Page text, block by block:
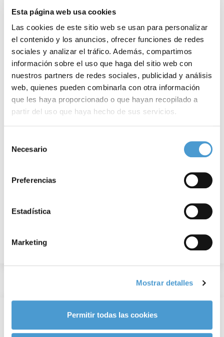
Esta página web usa cookies
Las cookies de este sitio web se usan para personalizar
el contenido y los anuncios, ofrecer funciones de redes
sociales y analizar el tráfico. Además, compartimos
información sobre el uso que haga del sitio web con
nuestros partners de redes sociales, publicidad y análisis
web, quienes pueden combinarla con otra información
que les haya proporcionado o que hayan recopilado a
partir del uso que haya hecho de sus servicios.
de cookies
Necesario
Preferencias
Estadística
Marketing
Mostrar detalles
Permitir todas las cookies
04 JUNIO, 2020 DE INTERÉS